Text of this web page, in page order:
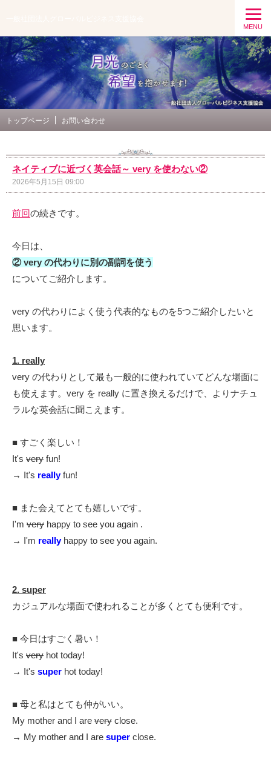
MENU
トップページ お問い合わせ
ネイティブに近づく英会話～ very を使わない②
2026年5月15日 09:00
前回の続きです。
今日は、
② very の代わりに別の副詞を使う
についてご紹介します。
very の代わりによく使う代表的なものを5つご紹介したいと
思います。
1. really
very の代わりとして最も一般的に使われていてどんな場面に
も使えます。very を really に置き換えるだけで、よりナチュ
ラルな英会話に聞こえます。
■ すごく楽しい！
It's very fun!
→ It's reallyfun!
■ また会えてとても嬉しいです。
I'm very happy to see you again .
→ I'm reallyhappy to see you again.
2. super
カジュアルな場面で使われることが多くとても便利です。
■ 今日はすごく暑い！
It's very hot today!
→ It's super hot today!
■ 母と私はとても仲がいい。
My mother and I are very close.
→ My mother and I are super close.